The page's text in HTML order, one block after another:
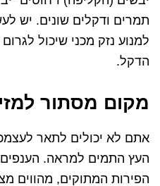
תמרים ודקלים שונים. יש
למנוע נזק מכני שיכול
הדקל.
מקום מסתור
אתם לא יכולים לתאר
העץ התמים למראה. הענפים
הפירות המתוקים, מהווים